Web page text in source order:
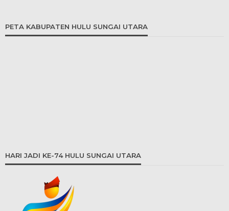
PETA KABUPATEN HULU SUNGAI UTARA
HARI JADI KE-74 HULU SUNGAI UTARA